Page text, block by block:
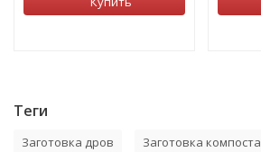
Теги
Заготовка дров Заготовка компоста